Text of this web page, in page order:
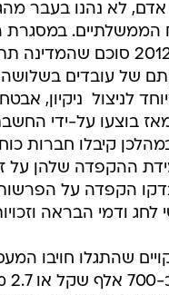
אדם, לא נהנו בעבר
הממשלתיים.
שנחתם ב-2012 סוכם
של עובדים בשלושה
לניצול  ניקיון,
מאז בוצעו על-ידי
קיבלו חברות
ההקפדה שלהן על
הקפדה על
לחג ודמי הבראה
שהתגלו חויבו